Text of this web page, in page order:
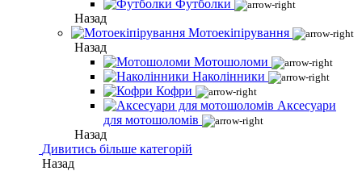
Футболки
Назад
Мотоекіпірування
Назад
Мотошоломи
Наколінники
Кофри
Аксесуари
для мотошоломів
Назад
Дивитись більше категорій
Назад